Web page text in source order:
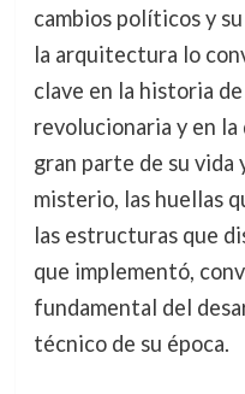
cambios políticos y
la arquitectura lo
clave en la historia
revolucionaria y en la
gran parte de su vida
misterio, las huellas
las estructuras que
que implementó,
fundamental del
técnico de su época.